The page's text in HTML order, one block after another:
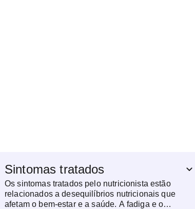
Sintomas tratados
Os sintomas tratados pelo nutricionista estão
relacionados a desequilíbrios nutricionais que
afetam o bem-estar e a saúde. A fadiga e o